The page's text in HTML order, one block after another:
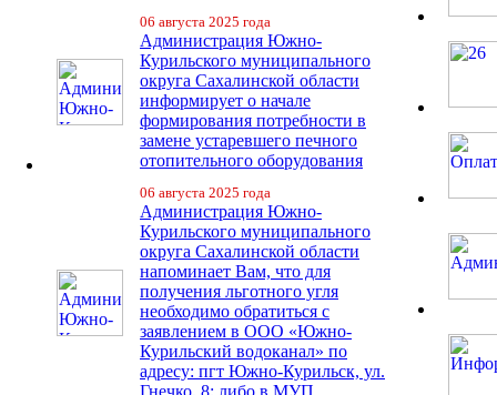
06 августа 2025 года
Администрация Южно-
Курильского муниципального
округа Сахалинской области
информирует о начале
формирования потребности в
замене устаревшего печного
отопительного оборудования
06 августа 2025 года
Администрация Южно-
Курильского муниципального
округа Сахалинской области
напоминает Вам, что для
получения льготного угля
необходимо обратиться с
заявлением в ООО «Южно-
Курильский водоканал» по
адресу: пгт Южно-Курильск, ул.
Гнечко, 8; либо в МУП